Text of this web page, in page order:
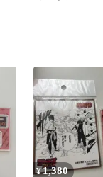
¥1,380